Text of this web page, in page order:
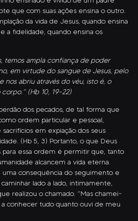
que com suas ações ensina o outro.
da vida de Jesus, quando ensina
a fidelidade, quando ensina os
temos ampla confiança de poder
em virtude do sangue de Jesus, pelo
nos abriu através do véu, isto é, o
(Hb 10, 19-22)
dos pecados, de tal forma que
ordem particular e pessoal,
em expiação dos seus
(Hb 5, 3) Portanto, o que Deus
essa ordem é permitir que, tanto
alcancem a vida eterna.
uma consequência do seguimento e
lado a lado, intimamente,
realizou o chamado. “Mas chamei-
a conhecer tudo quanto ouvi de meu